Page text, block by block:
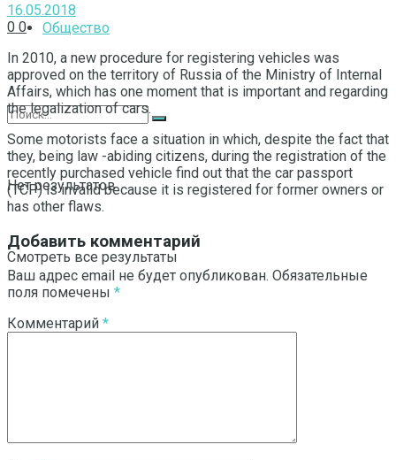
Общество
Нет результатов
Смотреть все результаты
16.05.2018
0 0
In 2010, a new procedure for registering vehicles was
approved on the territory of Russia of the Ministry of Internal
Affairs, which has one moment that is important and regarding
the legalization of cars.
Some motorists face a situation in which, despite the fact that
they, being law -abiding citizens, during the registration of the
recently purchased vehicle find out that the car passport
(TCP) is invalid because it is registered for former owners or
has other flaws.
Добавить комментарий
Ваш адрес email не будет опубликован. Обязательные
поля помечены *
Комментарий *